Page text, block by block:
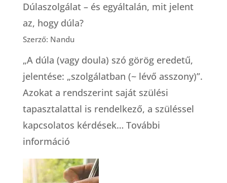
Floyd)
Dúlaszolgálat – és egyáltalán, mit jelent
az, hogy dúla?
Szerző: Nandu
„A dúla (vagy doula) szó görög eredetű,
jelentése: „szolgálatban (~ lévő asszony)”.
Azokat a rendszerint saját szülési
tapasztalattal is rendelkező, a szüléssel
kapcsolatos kérdések… További
információ:
Dúlaszolgálat
–